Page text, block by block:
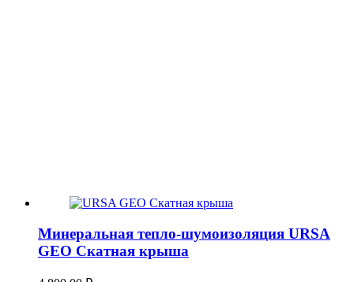
Минеральная тепло-шумоизоляция URSA
GEO Скатная крыша